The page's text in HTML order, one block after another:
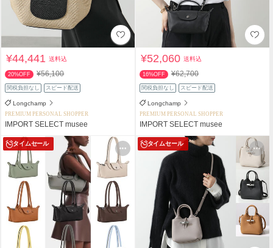
¥44,441送料込
20%OFF ¥56,100
関税負担なし スピード配送
Longchamp
PREMIUM PERSONAL SHOPPER
IMPORT SELECT musee
¥52,060送料込
16%OFF ¥62,700
関税負担なし スピード配送
Longchamp
PREMIUM PERSONAL SHOPPER
IMPORT SELECT musee
タイムセール タイムセール